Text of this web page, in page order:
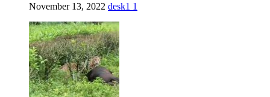
November 13, 2022 desk1 1